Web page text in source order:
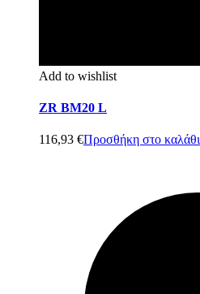
Add to wishlist
ZR BM20 L
116,93 €Προσθήκη στο καλάθι